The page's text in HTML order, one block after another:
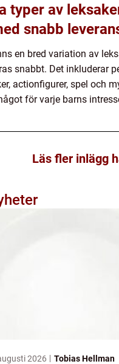
typer av
snabb
en bred variation av
snabbt. Det inkluderar
actionfigurer, spel och
för varje barns
Läs fler inlägg
2026 Tobias Hellman